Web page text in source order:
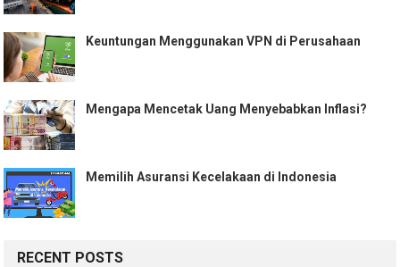
Keuntungan Menggunakan VPN di Perusahaan
Mengapa Mencetak Uang Menyebabkan Inflasi?
Memilih Asuransi Kecelakaan di Indonesia
RECENT POSTS